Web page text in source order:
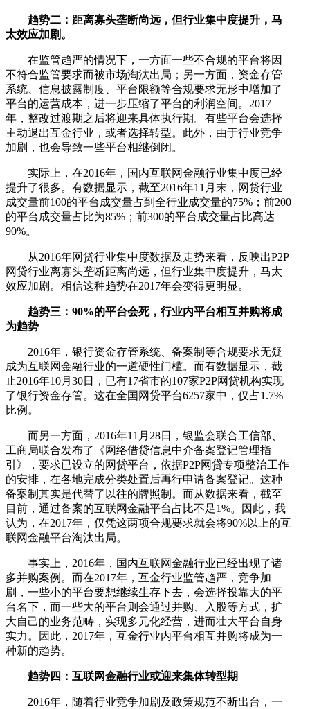
趋势二：距离寡头垄断尚远，但行业集中度提升，马
太效应加剧。
在监管趋严的情况下，一方面一些不合规的平台将因
不符合监管要求而被市场淘汰出局；另一方面，资金存管
系统、信息披露制度、平台限额等合规要求无形中增加了
平台的运营成本，进一步压缩了平台的利润空间。2017
年，整改过渡期之后将迎来具体执行期。有些平台会选择
主动退出互金行业，或者选择转型。此外，由于行业竞争
加剧，也会导致一些平台相继倒闭。
实际上，在2016年，国内互联网金融行业集中度已经
提升了很多。有数据显示，截至2016年11月末，网贷行业
成交量前100的平台成交量占到全行业成交量的75%；前200
的平台成交量占比为85%；前300的平台成交量占比高达
90%。
从2016年网贷行业集中度数据及走势来看，反映出P2P
网贷行业离寡头垄断距离尚远，但行业集中度提升，马太
效应加剧。相信这种趋势在2017年会变得更明显。
趋势三：90%的平台会死，行业内平台相互并购将成
为趋势
2016年，银行资金存管系统、备案制等合规要求无疑
成为互联网金融行业的一道硬性门槛。而有数据显示，截
止2016年10月30日，已有17省市的107家P2P网贷机构实现
了银行资金存管。这在全国网贷平台6257家中，仅占1.7%
比例。
而另一方面，2016年11月28日，银监会联合工信部、
工商局联合发布了《网络借贷信息中介备案登记管理指
引》，要求已设立的网贷平台，依据P2P网贷专项整治工作
的安排，在各地完成分类处置后再行申请备案登记。这种
备案制其实是代替了以往的牌照制。而从数据来看，截至
目前，通过备案的互联网金融平台占比不足1%。因此，我
认为，在2017年，仅凭这两项合规要求就会将90%以上的互
联网金融平台淘汰出局。
事实上，2016年，国内互联网金融行业已经出现了诸
多并购案例。而在2017年，互金行业监管趋严，竞争加
剧，一些小的平台要想继续生存下去，会选择投靠大的平
台名下，而一些大的平台则会通过并购、入股等方式，扩
大自己的业务范畴，实现多元化经营，进而壮大平台自身
实力。因此，2017年，互金行业内平台相互并购将成为一
种新的趋势。
趋势四：互联网金融行业或迎来集体转型期
2016年，随着行业竞争加剧及政策规范不断出台，一